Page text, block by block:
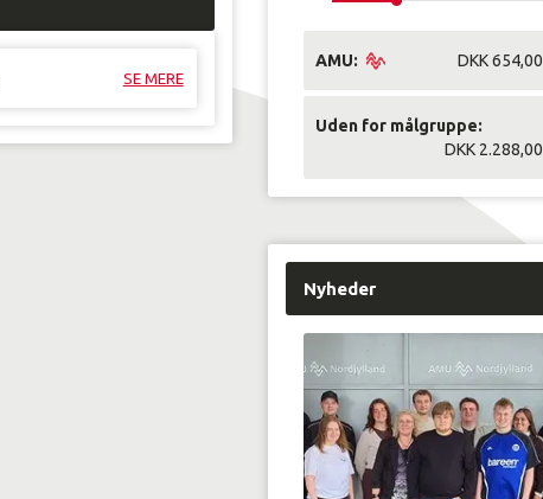
SE MERE
AMU: DKK 654,00
Uden for målgruppe:
DKK 2.288,00
Nyheder